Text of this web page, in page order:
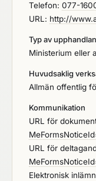
Telefon: 077-
URL: http://
Typ av
Ministerium eller
Huvudsaklig
Allmän offentlig
Kommunikation
URL för
URL för
Elektronisk